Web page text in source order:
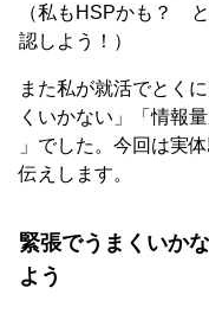
（私もHSPかも？
認しよう！）
また私が就活でとく
くいかない」「情報
」でした。今回は実
伝えします。
緊張でうまくいか
よう